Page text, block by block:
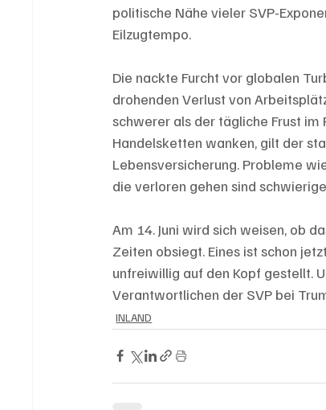
politische Nähe vieler SVP-
Eilzugtempo.
Die nackte Furcht vor globalen
drohenden Verlust von
schwerer als der tägliche Frust im
Handelsketten wanken, gilt der
Lebensversicherung. Probleme
die verloren gehen sind
Am 14. Juni wird sich weisen, ob
Zeiten obsiegt. Eines ist schon
unfreiwillig auf den Kopf gestellt.
Verantwortlichen der SVP bei
INLAND